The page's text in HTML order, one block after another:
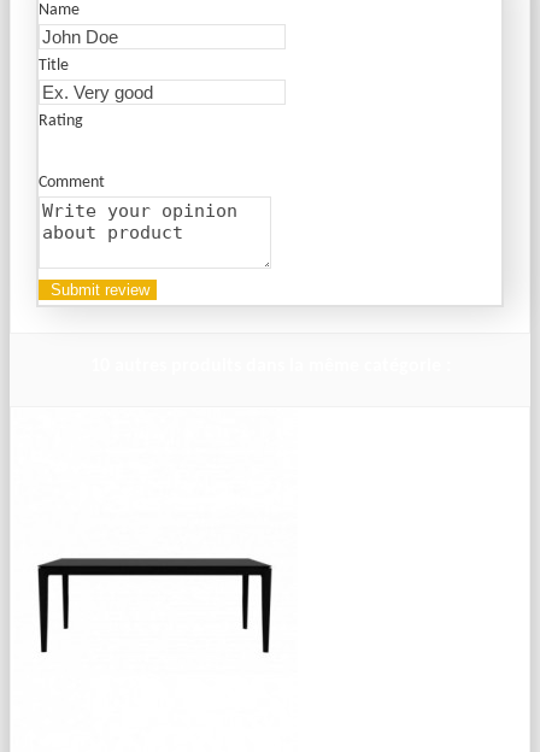
Name
Title
Rating
Comment